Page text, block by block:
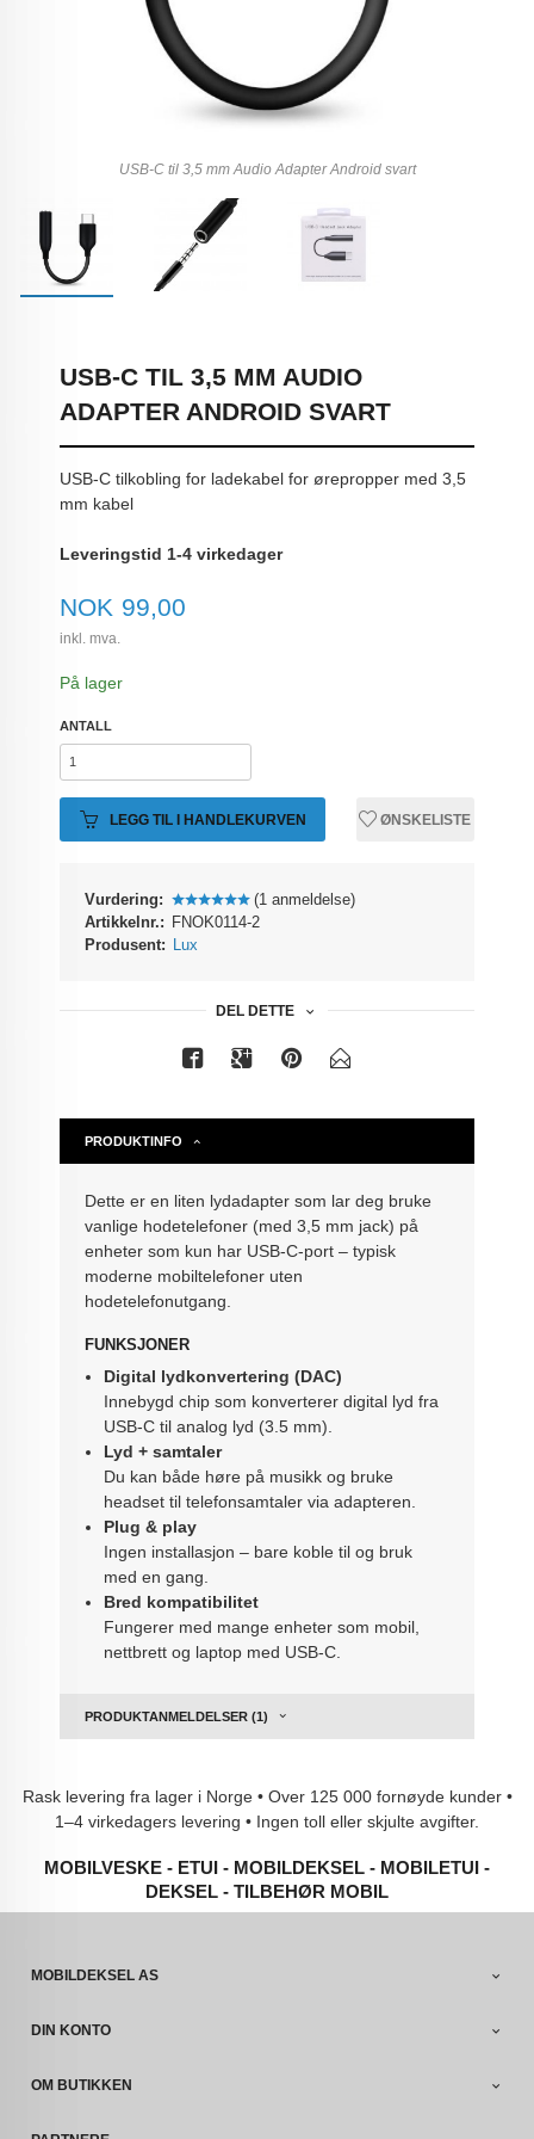
USB-C til 3,5 mm Audio Adapter Android svart
USB-C TIL 3,5 MM AUDIO
ADAPTER ANDROID SVART
USB-C tilkobling for ladekabel for ørepropper med 3,5
mm kabel
Leveringstid 1-4 virkedager
Pris
NOK 99,00
inkl. mva.
På lager
ANTALL
LEGG TIL I HANDLEKURVEN ØNSKELISTE
Vurdering:
(1 anmeldelse)
Artikkelnr.: FNOK0114-2
Produsent: Lux
DEL DETTE
PRODUKTINFO
Dette er en liten lydadapter som lar deg bruke
vanlige hodetelefoner (med 3,5 mm jack) på
enheter som kun har USB-C-port – typisk
moderne mobiltelefoner uten
hodetelefonutgang.
FUNKSJONER
Digital lydkonvertering (DAC)
Innebygd chip som konverterer digital lyd fra
USB-C til analog lyd (3.5 mm).
Lyd + samtaler
Du kan både høre på musikk og bruke
headset til telefonsamtaler via adapteren.
Plug & play
Ingen installasjon – bare koble til og bruk
med en gang.
Bred kompatibilitet
Fungerer med mange enheter som mobil,
nettbrett og laptop med USB-C.
PRODUKTANMELDELSER (1)
Rask levering fra lager i Norge • Over 125 000 fornøyde kunder •
1–4 virkedagers levering • Ingen toll eller skjulte avgifter.
MOBILVESKE - ETUI - MOBILDEKSEL - MOBILETUI -
DEKSEL - TILBEHØR MOBIL
MOBILDEKSEL AS
DIN KONTO
OM BUTIKKEN